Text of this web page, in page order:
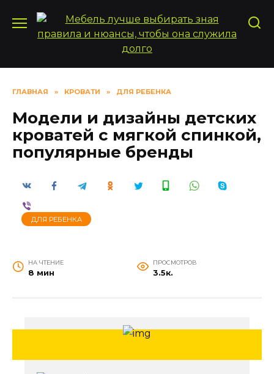
содержанию
ГЛАВНАЯ » КРОВАТИ » ДЛЯ РЕБЕНКА
Модели и дизайны детских
кроватей с мягкой спинкой,
популярные бренды
ДЛЯ РЕБЕНКА
НА ЧТЕНИЕ
8 мин
ПРОСМОТРОВ
3.5к.